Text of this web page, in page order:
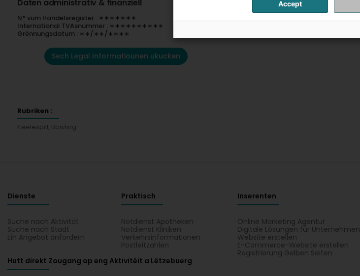
Daten administrativ & finanziell
N° vum Handelsregister : ∗∗∗∗∗∗∗
International TVAsnummer : ∗∗∗∗∗∗∗∗∗∗
Grënnungsdatum : ∗∗/∗∗/∗∗∗∗
Sech Legal Informatiounen ukucken
Rubriken :
Keelespill, Bowling
Dienste
Suche nach Aktivität
Suche nach Stadt
Ein Angebot anfordern
Praktisch
Notdienst Apotheken
Notdienst Kliniken
Verkehrsinformationen
Postleitzahlen
Inserenten
Online Marketing Agentur
Digitale Lösungen für Unternehmen
Website erstellen
E-Commerce-Website erstellen
Registrierung Gelben Seiten
Hutt direkt Zougang op eng Aktivitéit a Lëtzebuerg
Accept